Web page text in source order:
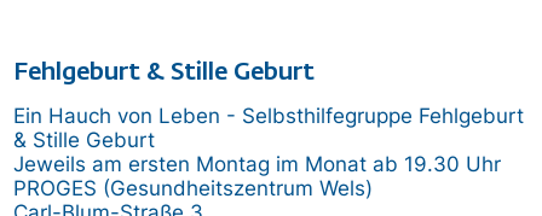
Fehlgeburt & Stille Geburt
Ein Hauch von Leben - Selbsthilfegruppe Fehlgeburt
& Stille Geburt
Jeweils am ersten Montag im Monat ab 19.30 Uhr
PROGES (Gesundheitszentrum Wels)